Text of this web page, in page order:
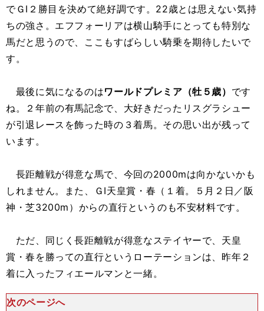
でＧⅠ２勝目を決めて絶好調です。22歳とは思えない気持
ちの強さ。エフフォーリアは横山騎手にとっても特別な
馬だと思うので、ここもすばらしい騎乗を期待したいで
す。
最後に気になるのはワールドプレミア（牡５歳） です
ね。２年前の有馬記念で、大好きだったリスグラシュー
が引退レースを飾った時の３着馬。その思い出が残って
います。
長距離戦が得意な馬で、今回の2000mは向かないかも
しれません。また、ＧⅠ天皇賞・春（１着。５月２日／阪
神・芝3200m）からの直行というのも不安材料です。
ただ、同じく長距離戦が得意なステイヤーで、天皇
賞・春を勝っての直行というローテーションは、昨年２
着に入ったフィエールマンと一緒。
次のページへ